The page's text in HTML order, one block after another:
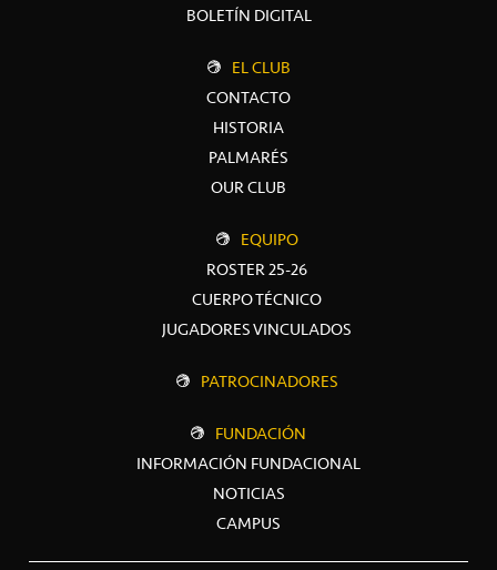
BOLETÍN DIGITAL
EL CLUB
CONTACTO
HISTORIA
PALMARÉS
OUR CLUB
EQUIPO
ROSTER 25-26
CUERPO TÉCNICO
JUGADORES VINCULADOS
PATROCINADORES
FUNDACIÓN
INFORMACIÓN FUNDACIONAL
NOTICIAS
CAMPUS